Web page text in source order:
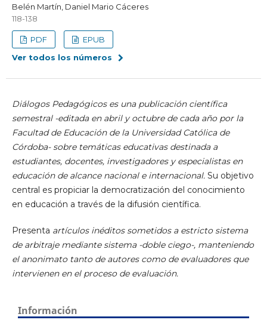
Belén Martín, Daniel Mario Cáceres
118-138
PDF
EPUB
Ver todos los números
Diálogos Pedagógicos es una publicación científica
semestral -editada en abril y octubre de cada año por la
Facultad de Educación de la Universidad Católica de
Córdoba- sobre temáticas educativas destinada a
estudiantes, docentes, investigadores y especialistas en
educación de alcance nacional e internacional. Su objetivo
central es propiciar la democratización del conocimiento
en educación a través de la difusión científica.
Presenta artículos inéditos sometidos a estricto sistema
de arbitraje mediante sistema -doble ciego-, manteniendo
el anonimato tanto de autores como de evaluadores que
intervienen en el proceso de evaluación.
Información